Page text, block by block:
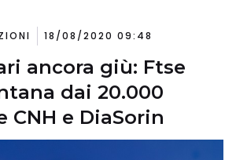
18/08/2020 09:48
ancora giù: Ftse
dai 20.000
CNH e DiaSorin